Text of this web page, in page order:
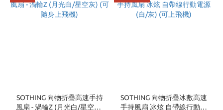
SOTHING 向物折疊高速手持
風扇 - 渦輪Z (月光白/星空灰)
SOTHING 向物折疊冰敷高速
手持風扇 冰炫 自帶線行動電